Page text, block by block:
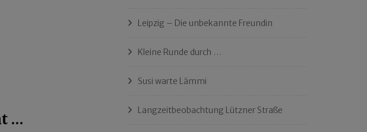
…
Leipzig – Die unbekannte Freundin
Kleine Runde durch …
Susi warte Lämmi
Langzeitbeobachtung Lützner Straße